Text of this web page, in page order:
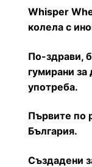
Whisper
колела с
По-здрави,
гумирани за
употреба.
Първите по
България.
Създадени